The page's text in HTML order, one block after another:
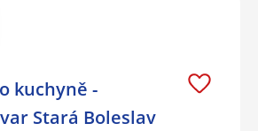
kuchyně -
Stará Boleslav